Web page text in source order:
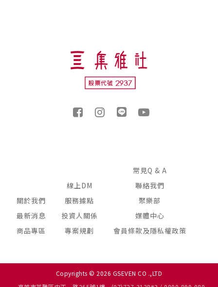
關於我們
最新消息
商品專區
線上DM
服務據點
投資人關係
專案規劃
常見Q & A
聯絡我們
聚樂部
媒體中心
會員條款及隱私權政策
Copyrights © 2026 GSEVEN CO .,LTD